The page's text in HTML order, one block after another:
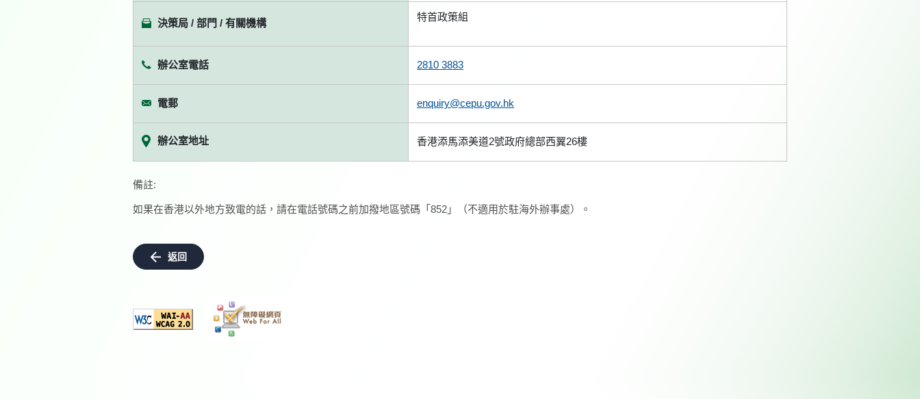
決策局 / 部門 / 有關機構
特首政策組
辦公室電話 2810 3883
電郵 enquiry@cepu.gov.hk
辦公室地址 香港添馬添美道2號政府總部西翼26樓
備註:
如果在香港以外地方致電的話，請在電話號碼之前加撥地區號碼「852」（不適用於駐海外辦事處）。
返回